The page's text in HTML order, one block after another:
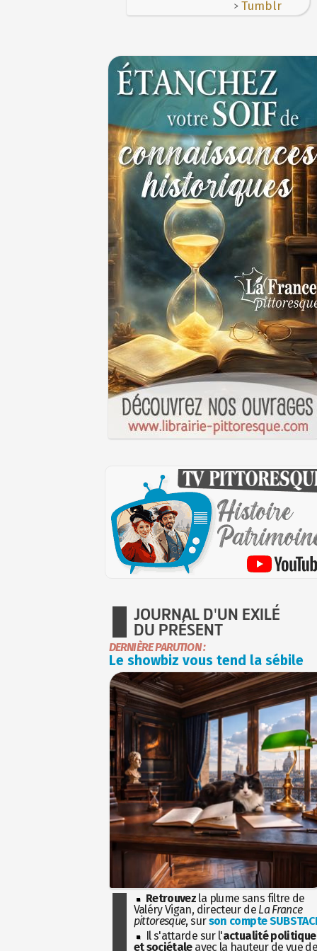
JOURNAL D'UN EXILÉ
DU PRÉSENT
DERNIÈRE PARUTION :
Le showbiz vous tend la sébile
Retrouvez la plume sans filtre de
Valéry Vigan, directeur de La France
pittoresque, surson compte
Il s'attarde sur l'actualité politique
et sociétaleavec la hauteur de vue
>Tumblr